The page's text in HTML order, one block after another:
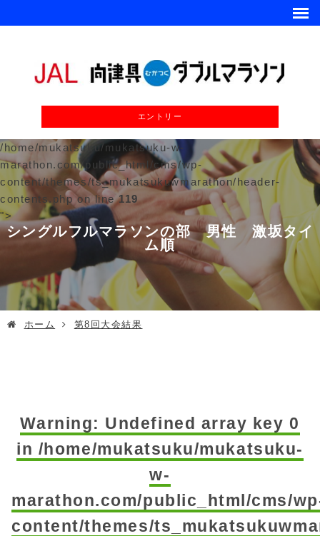
エントリー
/home/mukatsuku/mukatsuku-w-
marathon.com/public_html/cms/wp-
content/themes/ts_mukatsukuwmarathon/header-
contents.php on line119
">
シングルフルマラソンの部 男性 激坂タイ
ム順
ホーム 第8回大会結果
Warning: Undefined array key 0
in /home/mukatsuku/mukatsuku-
w-
marathon.com/public_html/cms/
content/themes/